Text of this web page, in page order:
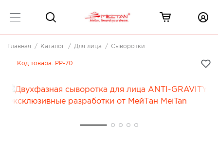
Главная Каталог Для лица Сыворотки
Код товара: PP-70